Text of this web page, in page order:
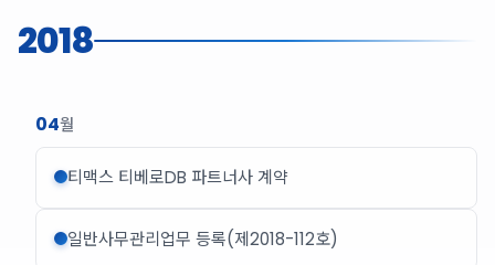
2018
04월
티맥스 티베로DB 파트너사 계약
일반사무관리업무 등록(제2018-112호)